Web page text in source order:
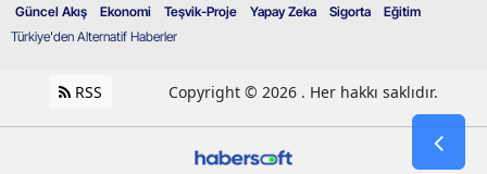
Türkiye'den Alternatif Haberler
Güncel Akış Ekonomi Teşvik-Proje Yapay Zeka Sigorta Eğitim
RSS Copyright © 2026 . Her hakkı saklıdır.